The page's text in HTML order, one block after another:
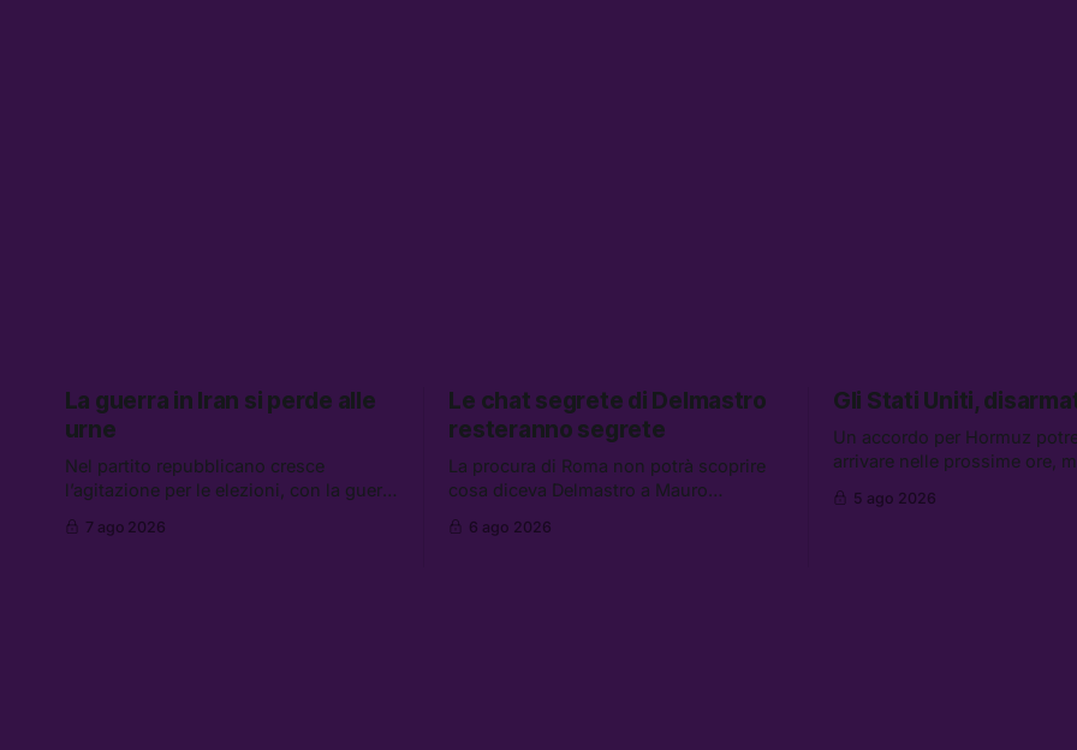
La guerra in Iran si perde alle
urne
Nel partito repubblicano cresce
l’agitazione per le elezioni, con la guerra
le altre notizie: due alti dirigenti del
7 ago 2026
Le chat segrete di Delmastro
resteranno segrete
La procura di Roma non potrà scoprire
cosa diceva Delmastro a Mauro
clan Senese. Tra le altre notizie: le IDF
6 ago 2026
Gli Stati Uniti,
Un accordo per Hormuz
arrivare nelle prossime ore,
gli Stati Uniti come disarmati.
5 ago 2026